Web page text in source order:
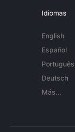
Idiomas
English
Español
Português
Deutsch
Más...